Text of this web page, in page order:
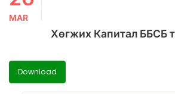
MAR
Хөгжих Капитал ББСБ
Download